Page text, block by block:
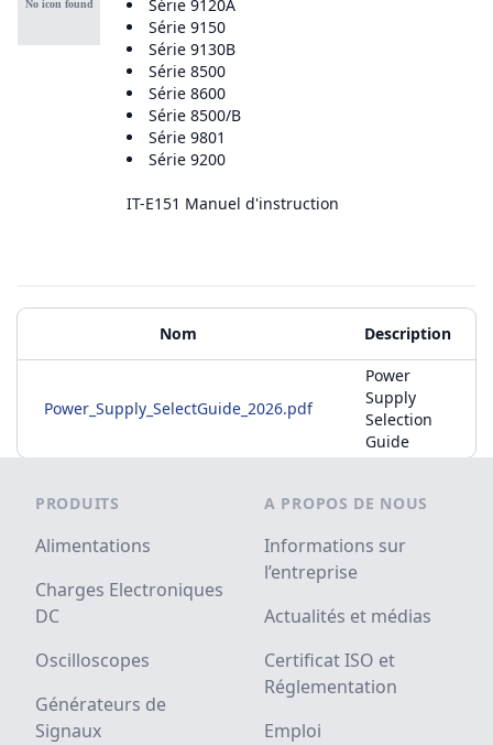
Série 9120A
Série 9150
Série 9130B
Série 8500
Série 8600
Série 8500/B
Série 9801
Série 9200
IT-E151 Manuel d'instruction
Matériels supplémentaires
Nom Description
Power_Supply_SelectGuide_2026.pdf
Power
Supply
Selection
Guide
PRODUITS
Alimentations
Charges Electroniques
DC
Oscilloscopes
Générateurs de
Signaux
A PROPOS DE NOUS
Informations sur
l’entreprise
Actualités et médias
Certificat ISO et
Réglementation
Emploi